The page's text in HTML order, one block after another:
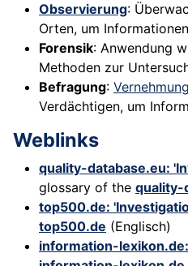
Observierung:
Orten, um
Forensik: Anwendung
Methoden zur
Befragung: Vernehmung
Verdächtigen, um
Weblinks
quality-database.eu:
glossary of the quality-
top500.de:
top500.de (Englisch)
information-